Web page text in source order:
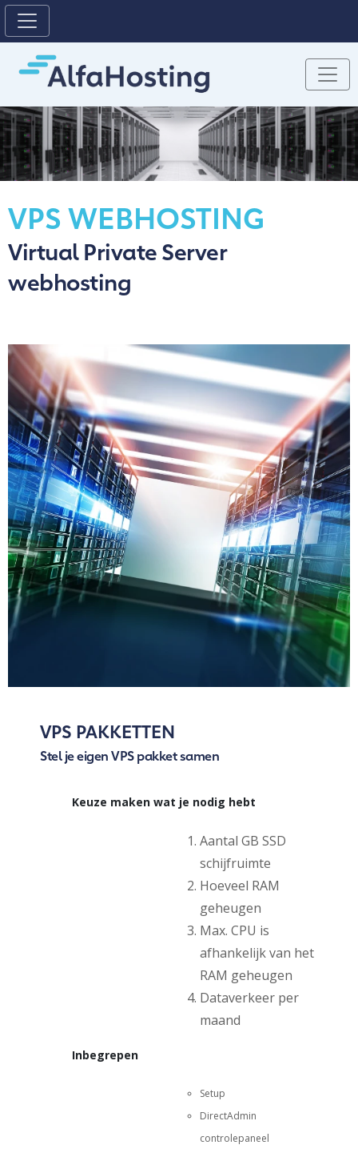
VPS WEBHOSTING
Virtual Private Server
webhosting
VPS PAKKETTEN
Stel je eigen VPS pakket samen
Keuze maken wat je nodig hebt
Aantal GB SSD
schijfruimte
Hoeveel RAM
geheugen
Max. CPU is
afhankelijk van het
RAM geheugen
Dataverkeer per
maand
Inbegrepen
Setup
DirectAdmin
controlepaneel